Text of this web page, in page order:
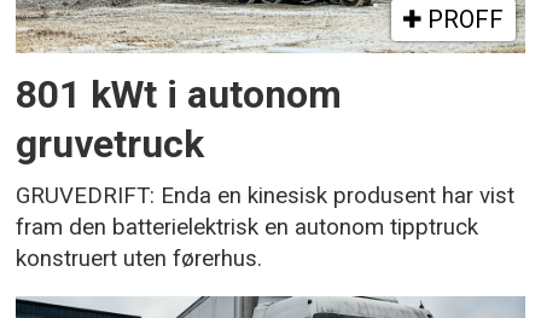
PROFF
801 kWt i autonom
gruvetruck
GRUVEDRIFT: Enda en kinesisk produsent har vist
fram den batterielektrisk en autonom tipptruck
konstruert uten førerhus.